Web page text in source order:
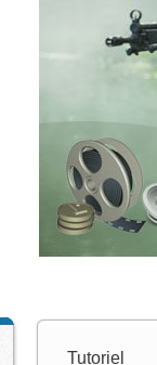
Tutoriel